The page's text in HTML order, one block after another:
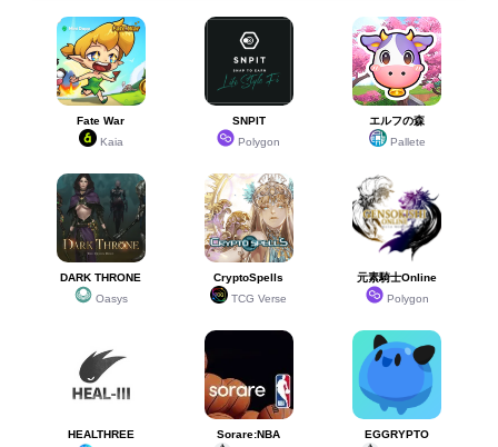
Fate War
Kaia
SNPIT
Polygon
エルフの森
Pallete
DARK THRONE
Oasys
CryptoSpells
TCG Verse
元素騎士Online
Polygon
HEALTHREE
Sorare:NBA
EGGRYPTO